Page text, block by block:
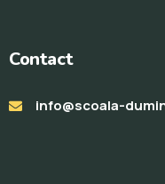
Contact
info@scoala-